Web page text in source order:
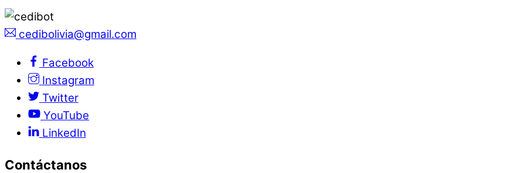
cedibolivia@gmail.com
Facebook
Instagram
Twitter
YouTube
LinkedIn
Contáctanos